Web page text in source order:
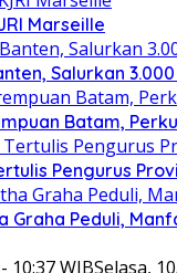
Marseille
Salurkan
Batam,
Pengurus
Graha Peduli,
10:37 WIBSelasa,